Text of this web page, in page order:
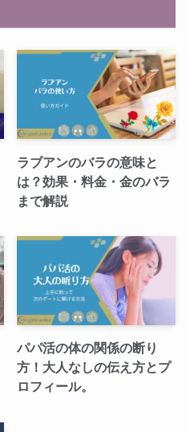
ラブアンのバラの意味と
は？効果・料金・金のバラ
まで解説
パパ活の体の関係の断り
方！大人なしの伝え方とプ
ロフィール。